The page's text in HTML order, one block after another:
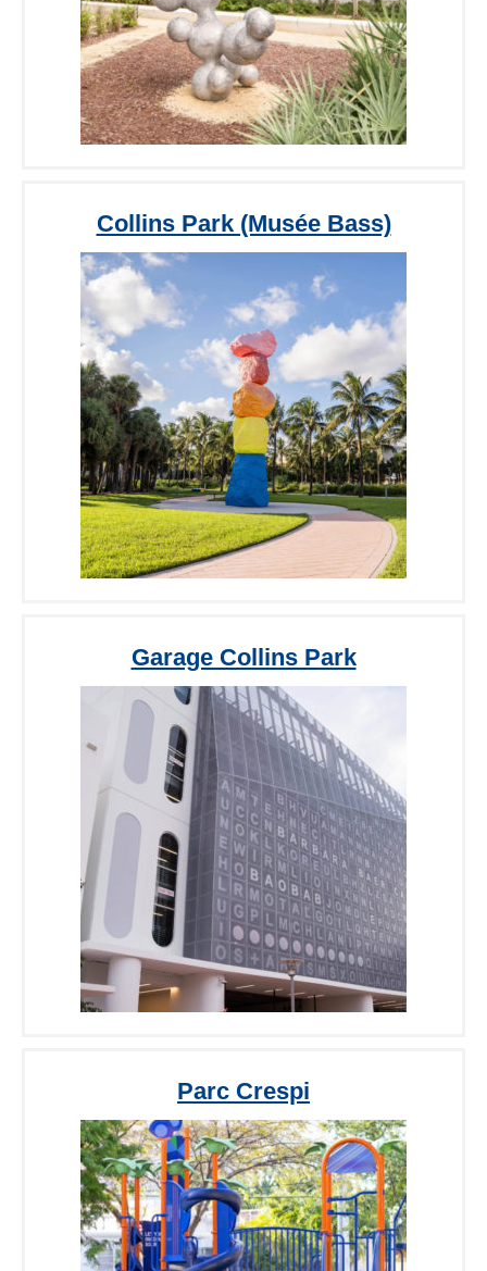
Collins Park (Musée Bass)
Garage Collins Park
Parc Crespi